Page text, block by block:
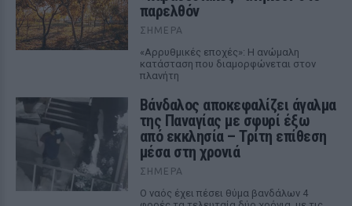
παρελθόν
ΣΉΜΕΡΑ
«Αρρυθμικές εποχές»: Η ανώμαλη
κατάσταση που διαμορφώνεται στον
πλανήτη
Βάνδαλος αποκεφαλίζει άγαλμα
της Παναγίας με σφυρί έξω
από εκκλησία – Τρίτη επίθεση
μέσα στη χρονιά
ΣΉΜΕΡΑ
Ο ναός έχει πέσει θύμα βανδάλων 4